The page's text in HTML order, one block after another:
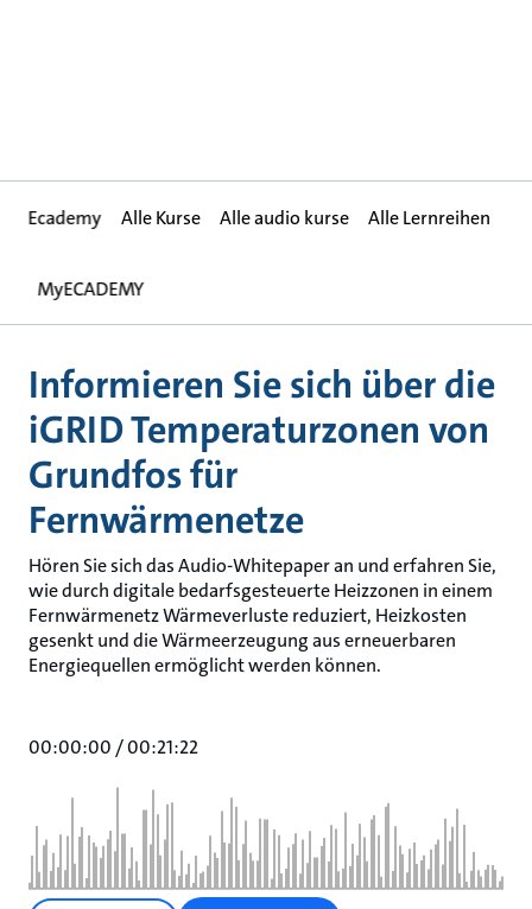
Ecademy Alle Kurse Alle audio kurse Alle Lernreihen
MyECADEMY
Informieren Sie sich über die
iGRID Temperaturzonen von
Grundfos für
Fernwärmenetze
Hören Sie sich das Audio-Whitepaper an und erfahren Sie,
wie durch digitale bedarfsgesteuerte Heizzonen in einem
Fernwärmenetz Wärmeverluste reduziert, Heizkosten
gesenkt und die Wärmeerzeugung aus erneuerbaren
Energiequellen ermöglicht werden können.
00:00:00 /00:21:22